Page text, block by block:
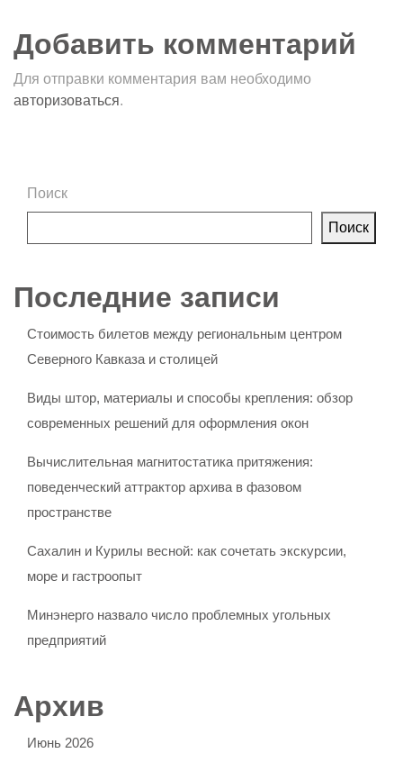
Добавить комментарий
Для отправки комментария вам необходимо
авторизоваться.
Поиск
Поиск
Последние записи
Стоимость билетов между региональным центром
Северного Кавказа и столицей
Виды штор, материалы и способы крепления: обзор
современных решений для оформления окон
Вычислительная магнитостатика притяжения:
поведенческий аттрактор архива в фазовом
пространстве
Сахалин и Курилы весной: как сочетать экскурсии,
море и гастроопыт
Минэнерго назвало число проблемных угольных
предприятий
Архив
Июнь 2026